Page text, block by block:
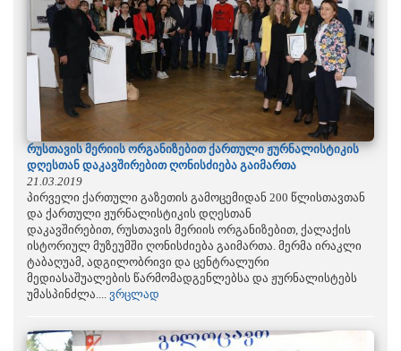
რუსთავის მერიის ორგანიზებით ქართული ჟურნალისტიკის
დღესთან დაკავშირებით ღონისძიება გაიმართა
21.03.2019
პირველი ქართული გაზეთის გამოცემიდან 200 წლისთავთან
და ქართული ჟურნალისტიკის დღესთან
დაკავშირებით, რუსთავის მერიის ორგანიზებით, ქალაქის
ისტორიულ მუზეუმში ღონისძიება გაიმართა. მერმა ირაკლი
ტაბაღუამ, ადგილობრივი და ცენტრალური
მედიასაშუალების წარმომადგენლებსა და ჟურნალისტებს
უმასპინძლა.... ვრცლად